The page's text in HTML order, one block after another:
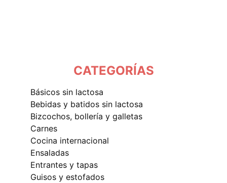
CATEGORÍAS
básicos sin lactosa
bebidas y batidos sin lactosa
bizcochos, bollería y galletas
carnes
cocina internacional
ensaladas
entrantes y tapas
guisos y estofados